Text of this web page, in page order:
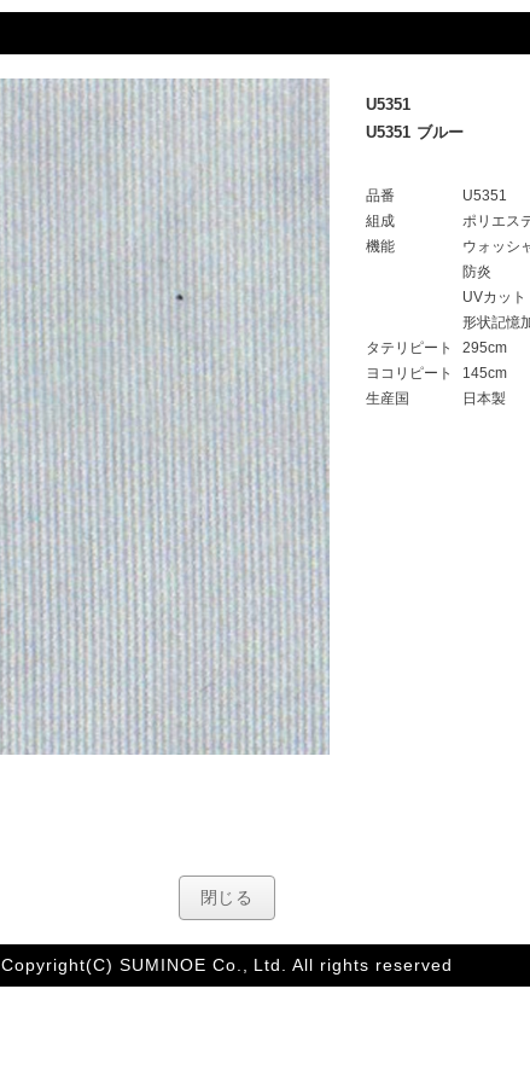
U5351
U5351 ブルー
品番
U5351
組成
ポリエス
機能
ウォッシ
防炎
UVカット
形状記憶
タテリピート
295cm
ヨコリピート
145cm
生産国
日本製
閉じる
Copyright(C) SUMINOE Co., Ltd. All rights reserved